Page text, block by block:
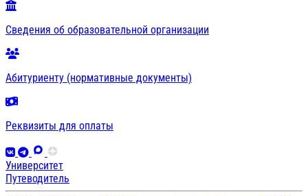
Сведения об образовательной организации
Абитуриенту (нормативные документы)
Реквизиты для оплаты
Университет
Путеводитель